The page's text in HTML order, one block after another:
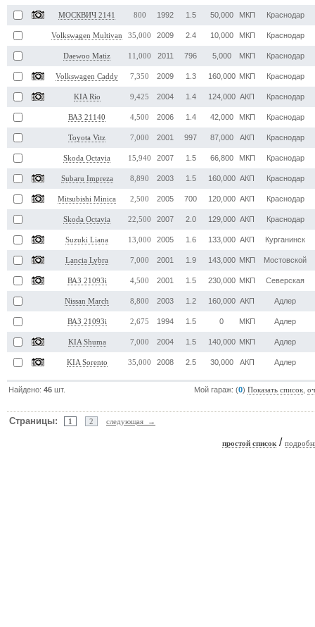
МОСКВИЧ 2141 800 1992 1.5 50,000 МКП Краснодар
Volkswagen Multivan 35,000 2009 2.4 10,000 МКП Краснодар
Daewoo Matiz 11,000 2011 796 5,000 МКП Краснодар
Volkswagen Caddy 7,350 2009 1.3 160,000 МКП Краснодар
KIA Rio 9,425 2004 1.4 124,000 АКП Краснодар
ВАЗ 21140 4,500 2006 1.4 42,000 МКП Краснодар
Toyota Vitz 7,000 2001 997 87,000 АКП Краснодар
Skoda Octavia 15,940 2007 1.5 66,800 МКП Краснодар
Subaru Impreza 8,890 2003 1.5 160,000 АКП Краснодар
Mitsubishi Minica 2,500 2005 700 120,000 АКП Краснодар
Skoda Octavia 22,500 2007 2.0 129,000 АКП Краснодар
Suzuki Liana 13,000 2005 1.6 133,000 АКП Курганинск
Lancia Lybra 7,000 2001 1.9 143,000 МКП Мостовской
ВАЗ 21093i 4,500 2001 1.5 230,000 МКП Северская
Nissan March 8,800 2003 1.2 160,000 АКП Адлер
ВАЗ 21093i 2,675 1994 1.5 0 МКП Адлер
KIA Shuma 7,000 2004 1.5 140,000 МКП Адлер
KIA Sorento 35,000 2008 2.5 30,000 АКП Адлер
Найдено:46 шт. Мой гараж: (0)Показать список ,
Страницы: 1 2 следующая →
простой список /